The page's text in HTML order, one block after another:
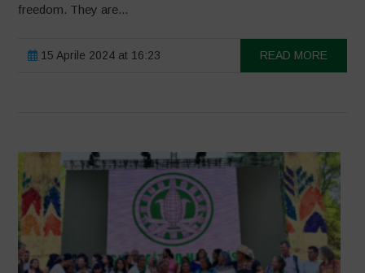
freedom. They are...
15 Aprile 2024 at 16:23 READ MORE